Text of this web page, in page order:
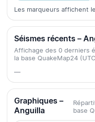
Les marqueurs affichent
Séismes récents –
Affichage des 0 derniers
la base QuakeMap24
—
Graphiques –
Anguilla
base